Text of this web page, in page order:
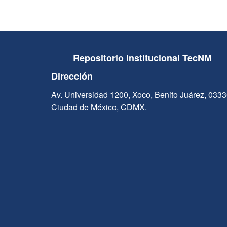
Repositorio Institucional TecNM
Dirección
Av. Universidad 1200, Xoco, Benito Juárez,
Ciudad de México, CDMX.